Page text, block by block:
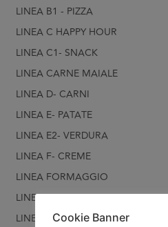
LINEA B1 - PIZZA
LINEA C HAPPY HOUR
LINEA C1- SNACK
LINEA CARNE MAIALE
LINEA D- CARNI
LINEA E- PATATE
LINEA E2- VERDURA
LINEA F- CREME
LINEA FORMAGGIO
LINEA G- PASTICCERIA
LINEA G1- PASTICCERIA SALATA
Cookie Banner